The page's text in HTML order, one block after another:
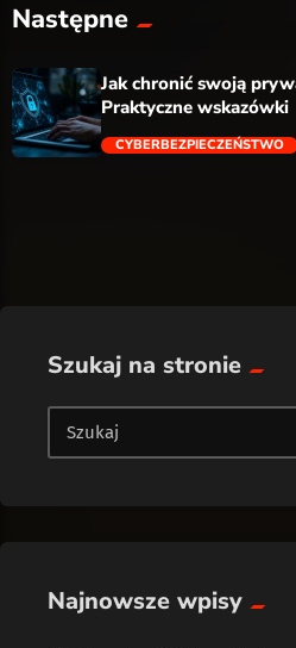
trending_flat
Następne
Jak chronić swoją
Praktyczne wskazówki
CYBERBEZPIECZEŃSTWO
Szukaj na stronie
Szukaj
Najnowsze wpisy